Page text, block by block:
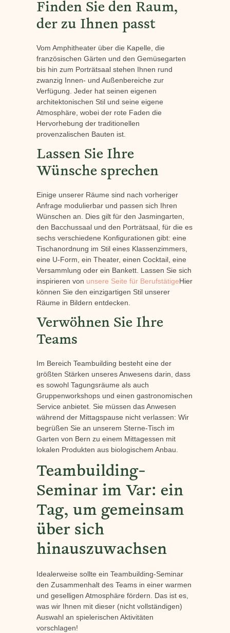
Finden Sie den Raum,
der zu Ihnen passt
Vom Amphitheater über die Kapelle, die
französischen Gärten und den Gemüsegarten
bis hin zum Porträtsaal stehen Ihnen rund
zwanzig Innen- und Außenbereiche zur
Verfügung. Jeder hat seinen eigenen
architektonischen Stil und seine eigene
Atmosphäre, wobei der rote Faden die
Hervorhebung der traditionellen
provenzalischen Bauten ist.
Lassen Sie Ihre
Wünsche sprechen
Einige unserer Räume sind nach vorheriger
Anfrage modulierbar und passen sich Ihren
Wünschen an. Dies gilt für den Jasmingarten,
den Bacchussaal und den Porträtsaal, für die es
sechs verschiedene Konfigurationen gibt: eine
Tischanordnung im Stil eines Klassenzimmers,
eine U-Form, ein Theater, einen Cocktail, eine
Versammlung oder ein Bankett. Lassen Sie sich
inspirieren von unsere Seite für BerufstätigeHier
können Sie den einzigartigen Stil unserer
Räume in Bildern entdecken.
Verwöhnen Sie Ihre
Teams
Im Bereich Teambuilding besteht eine der
größten Stärken unseres Anwesens darin, dass
es sowohl Tagungsräume als auch
Gruppenworkshops und einen gastronomischen
Service anbietet. Sie müssen das Anwesen
während der Mittagspause nicht verlassen: Wir
begrüßen Sie an unserem Sterne-Tisch im
Garten von Bern zu einem Mittagessen mit
lokalen Produkten aus biologischem Anbau.
Teambuilding-
Seminar im Var: ein
Tag, um gemeinsam
über sich
hinauszuwachsen
Idealerweise sollte ein Teambuilding-Seminar
den Zusammenhalt des Teams in einer warmen
und geselligen Atmosphäre fördern. Das ist es,
was wir Ihnen mit dieser (nicht vollständigen)
Auswahl an spielerischen Aktivitäten
vorschlagen!